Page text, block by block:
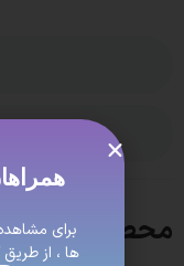
محصولاتبرای
ها ، از طریق